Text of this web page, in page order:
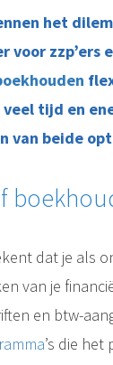
het
voor zzp’ers
tijd en
van beide
dat je als
van je
en btw-
’s die